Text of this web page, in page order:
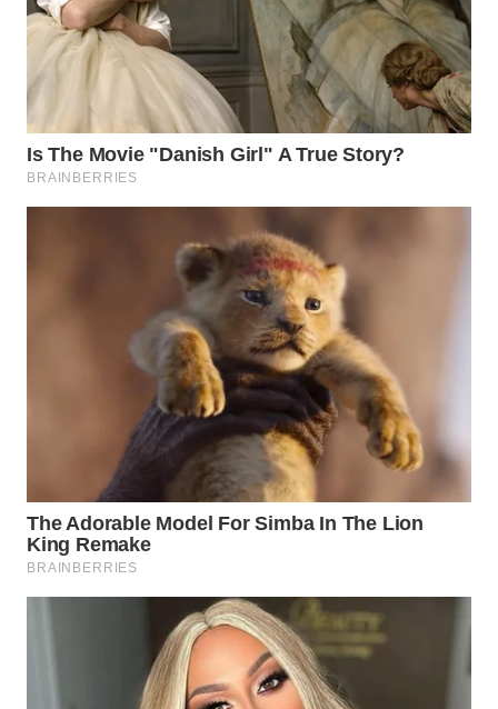
WN
BORNEO
Wahana
Media
Group
WAHANA
INFRASTRUKTUR
WAHANA
KONSUMEN